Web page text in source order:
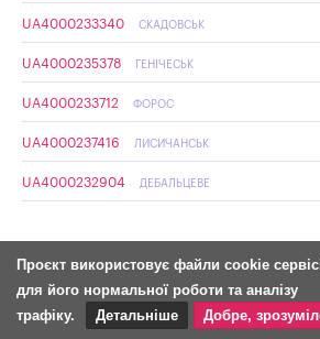
UA4000233340 СКАДОВСЬК
UA4000235378 ГЕНІЧЕСЬК
UA4000233712 ФОРОС
UA4000237416 ЛИСИЧАНСЬК
UA4000232904 ДЕБАЛЬЦЕВЕ
Проєкт використовує файли cookie
для його нормальної роботи та аналізу
трафіку.
Детальніше Добре,